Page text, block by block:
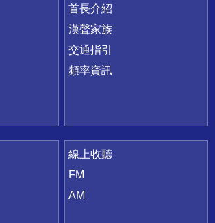
首長介紹
漢聲家族
交通指引
頻率資訊
線上收聽
FM
AM